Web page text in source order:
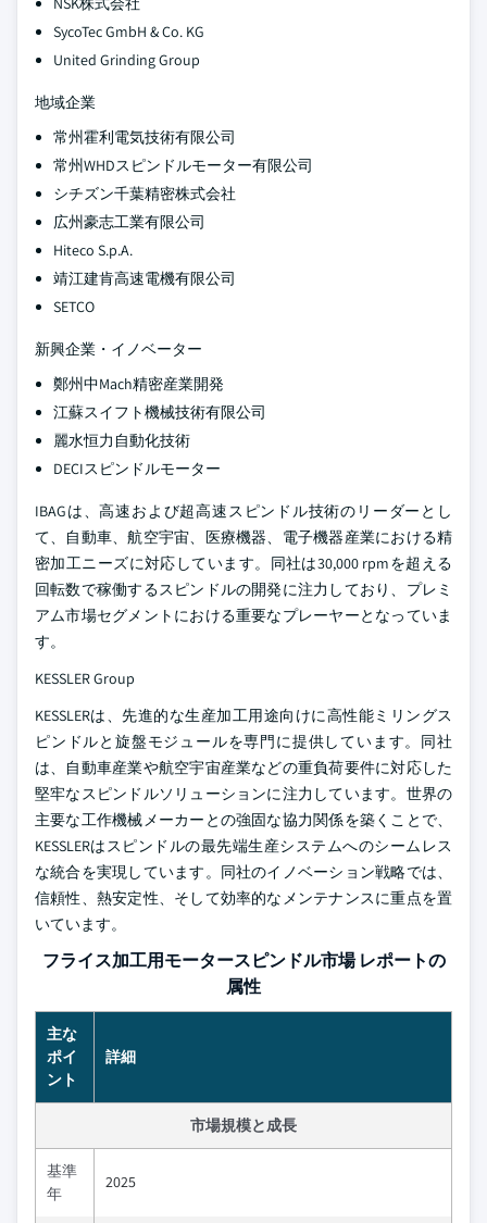
SycoTec GmbH & Co. KG
United Grinding Group
地域企業
常州霍利電気技術有限公司
常州WHDスピンドルモーター有限公司
シチズン千葉精密株式会社
広州豪志工業有限公司
Hiteco S.p.A.
靖江建肯高速電機有限公司
SETCO
新興企業・イノベーター
鄭州中Mach精密産業開発
江蘇スイフト機械技術有限公司
麗水恒力自動化技術
DECIスピンドルモーター
IBAGは、高速および超高速スピンドル技術のリーダーとし
て、自動車、航空宇宙、医療機器、電子機器産業における精
密加工ニーズに対応しています。同社は30,000 rpmを超える
回転数で稼働するスピンドルの開発に注力しており、プレミ
アム市場セグメントにおける重要なプレーヤーとなっていま
す。
KESSLER Group
KESSLERは、先進的な生産加工用途向けに高性能ミリングス
ピンドルと旋盤モジュールを専門に提供しています。同社
は、自動車産業や航空宇宙産業などの重負荷要件に対応した
堅牢なスピンドルソリューションに注力しています。世界の
主要な工作機械メーカーとの強固な協力関係を築くことで、
KESSLERはスピンドルの最先端生産システムへのシームレス
な統合を実現しています。同社のイノベーション戦略では、
信頼性、熱安定性、そして効率的なメンテナンスに重点を置
いています。
フライス加工用モータースピンドル市場 レポートの
属性
主な
ポイ
ント
詳細
市場規模と成長
基準
年
2025